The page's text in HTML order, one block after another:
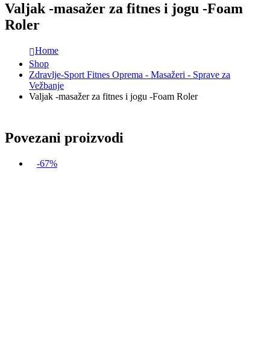
Valjak -masažer za fitnes i jogu -Foam
Roler
Home
Shop
Zdravlje-Sport Fitnes Oprema - Masažeri - Sprave za
Vežbanje
Valjak -masažer za fitnes i jogu -Foam Roler
Povezani proizvodi
-67%